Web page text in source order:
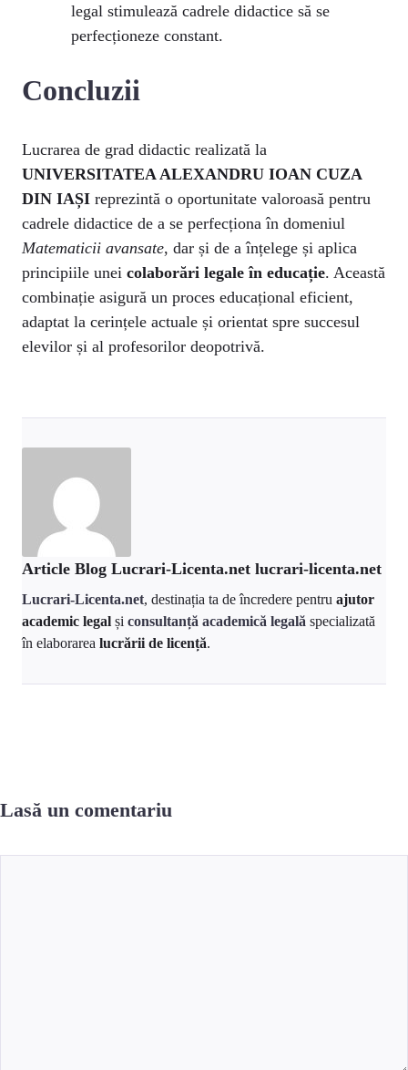
legal stimulează cadrele didactice să se
perfecționeze constant.
Concluzii
Lucrarea de grad didactic realizată la
UNIVERSITATEA ALEXANDRU IOAN CUZA
DIN IAȘI reprezintă o oportunitate valoroasă pentru
cadrele didactice de a se perfecționa în domeniul
Matematicii avansate, dar și de a înțelege și aplica
principiile unei colaborări legale în educație. Această
combinație asigură un proces educațional eficient,
adaptat la cerințele actuale și orientat spre succesul
elevilor și al profesorilor deopotrivă.
Article Blog Lucrari-Licenta.net lucrari-licenta.net
Lucrari-Licenta.net, destinația ta de încredere pentru ajutor
academic legal și consultanță academică legală specializată
în elaborarea lucrării de licență.
Lasă un comentariu